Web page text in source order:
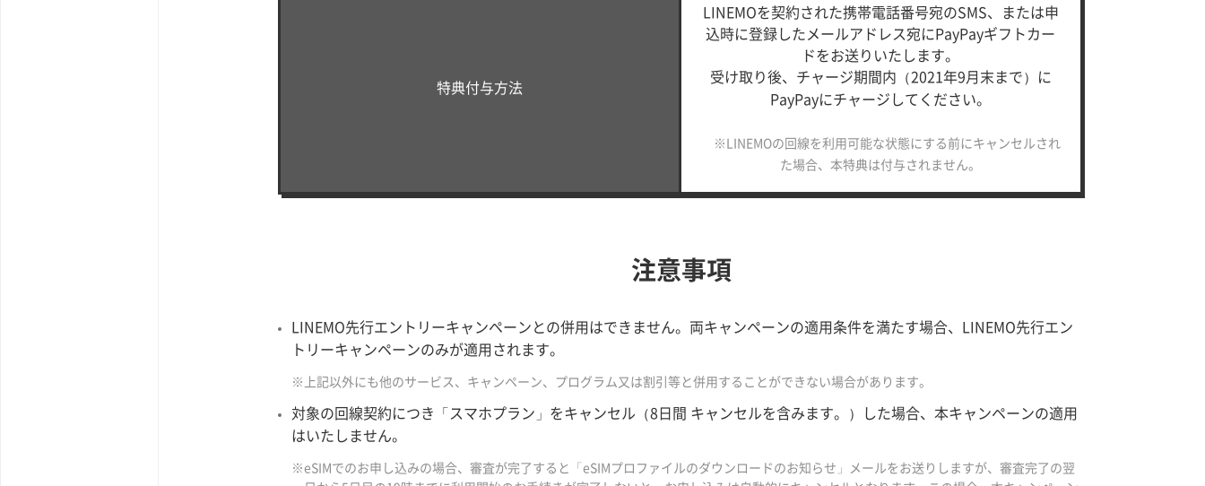
特典付与方法
LINEMOを契約された携帯電話番号宛のSMS、 または申
込時に登録したメールアドレス宛にPayPayギフトカー
ドをお送りいたします。
受け取り後、 チャージ期間内（2021年9月末まで）に
PayPayにチャージしてください。
※LINEMOの回線を利用可能な状態にする前にキャンセルされ
た場合、 本特典は付与されません。
注意事項
LINEMO先行エントリーキャンペーンとの併用はできません。両キャンペーンの適用条件を満たす場合、LINEMO先行エン
トリーキャンペーンのみが適用されます。
※上記以外にも他のサービス、キャンペーン、プログラム又は割引等と併用することができない場合があります。
対象の回線契約につき「スマホプラン」をキャンセル（8日間 キャンセルを含みます。）した場合、本キャンペーンの適用
はいたしません。
※eSIMでのお申し込みの場合、審査が完了すると「eSIMプロファイルのダウンロードのお知らせ」メールをお送りしますが、審査完了の翌